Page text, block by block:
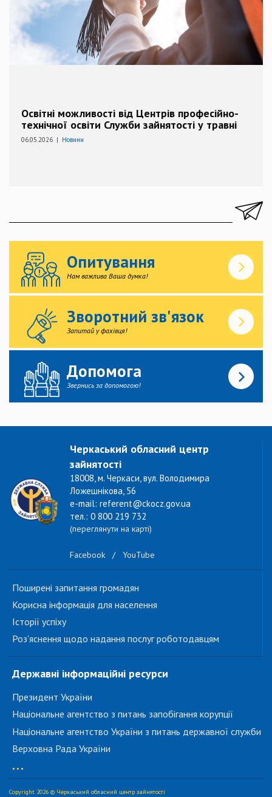
Освітні можливості від Центрів професійно-
технічної освіти Служби зайнятості у травні
06.05.2026 | Новини
Опитування
Нам важлива Ваша думка!
Зворотний зв'язок
Запитай у фахівця!
Допомога
Звернись за допомогою!
Черкаський обласний центр
зайнятості
18008, м. Черкаси, вул. Володимира
Ложешнікова, 56
e-mail: referent@ckocz.gov.ua
тел.: 0 800 219 732
(переглянути на карті)
Facebook / YouTube
Поширені запитання громадян
Корисна інформація для населення
Історії успіху
Роз'яснення щодо надання послуг роботодавцям
Державні інформаційні ресурси
Президент України
Національне агентство з питань запобігання корупції
Національне агентство України з питань державної служби
Верховна Рада України
...
Copyright 2026 © Черкаський обласний центр зайнятості